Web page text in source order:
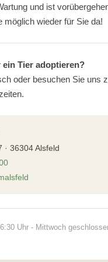
und ist
möglich wieder für Sie da!
Tier adoptieren?
oder besuchen Sie uns
· 36304 Alsfeld
Uhr - Mittwoch